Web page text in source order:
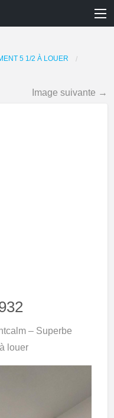
5 1/2 À LOUER
Image suivante →
– Superbe
louer